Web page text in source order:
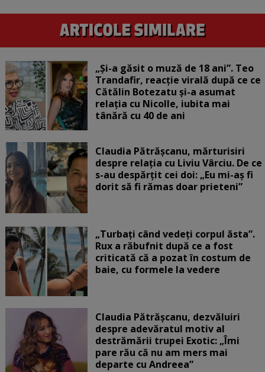
„Și-a găsit o muză de 18 ani”. Teo
Trandafir, reacție virală după ce ce
Cătălin Botezatu și-a asumat
relația cu Nicolle, iubita mai
tânără cu 40 de ani
Claudia Pătrășcanu, mărturisiri
despre relația cu Liviu Vârciu. De ce
s-au despărțit cei doi: „Eu mi-aș fi
dorit să fi rămas doar prieteni”
„Turbați când vedeți corpul ăsta”.
Rux a răbufnit după ce a fost
criticată că a pozat în costum de
baie, cu formele la vedere
Claudia Pătrășcanu, dezvăluiri
despre adevăratul motiv al
destrămării trupei Exotic: „Îmi
pare rău că nu am mers mai
departe cu Andreea”